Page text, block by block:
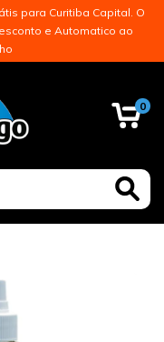
para Curitiba Capital. O
e Automatico ao
0